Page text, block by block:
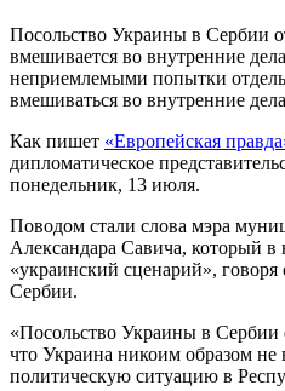
Посольство Украины в Сербии
вмешивается во внутренние
неприемлемыми попытки
вмешиваться во внутренние
Как пишет «Европейская
дипломатическое
понедельник, 13 июля.
Поводом стали слова мэра
Александара Савича, который в
«украинский сценарий»,
Сербии.
«Посольство Украины в Сербии
что Украина никоим образом
политическую ситуацию в